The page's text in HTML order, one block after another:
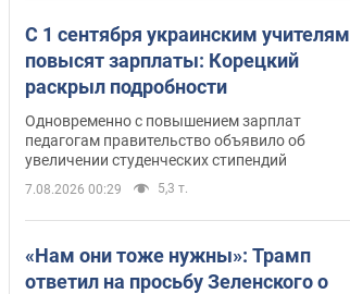
С 1 сентября украинским учителям
повысят зарплаты: Корецкий
раскрыл подробности
Одновременно с повышением зарплат
педагогам правительство объявило об
увеличении студенческих стипендий
7.08.2026 00:29 5,3 т.
«Нам они тоже нужны»: Трамп
ответил на просьбу Зеленского о